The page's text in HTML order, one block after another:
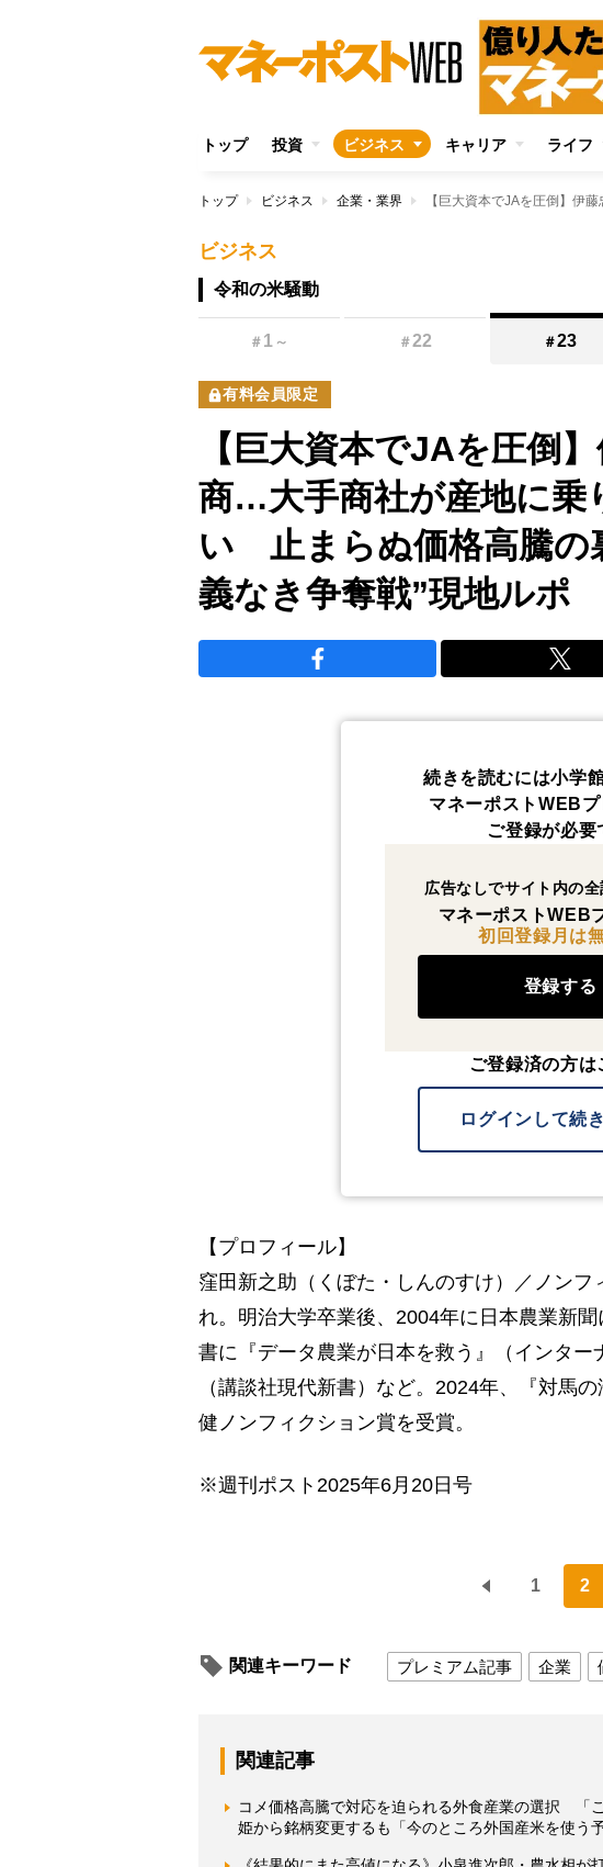
トップ 投資 ビジネス キャリア ライフ
トップ ビジネス 企業・業界
ビジネス
令和の米騒動
＃ 1 ～ ＃22 ＃23
有料会員限定
【巨大資本でJAを圧倒
商…大手商社が産地に乗
い 止まらぬ価格高騰の
義なき争奪戦”現地ルポ
続きを読むには小学
マネーポストWEB
ご登録が必要
広告なしでサイト内の
マネーポストWEB
初回登録月は
登録する
ご登録済の方は
ログインして続
【プロフィール】
窪田新之助（くぼた・しんのすけ）／ノンフ
れ。明治大学卒業後、2004年に日本農業新
書に『データ農業が日本を救う』（インター
（講談社現代新書）など。2024年、『対馬
健ノンフィクション賞を受賞。
※週刊ポスト2025年6月20日号
1 2
関連キーワード プレミアム記事 企業
関連記事
コメ価格高騰で対応を迫られる外食産業の選択 「
姫から銘柄変更するも「今のところ外国産米を使う